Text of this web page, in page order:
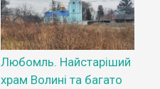
Любомль. Найстаріший
храм Волині та багато